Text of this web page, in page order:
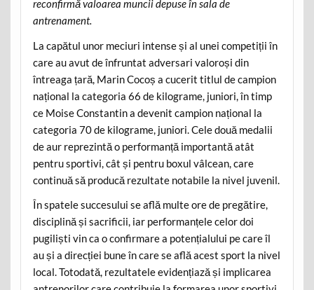
reconfirmă valoarea muncii depuse în sala de
antrenament.
La capătul unor meciuri intense și al unei competiții în
care au avut de înfruntat adversari valoroși din
întreaga țară, Marin Cocoș a cucerit titlul de campion
național la categoria 66 de kilograme, juniori, în timp
ce Moise Constantin a devenit campion național la
categoria 70 de kilograme, juniori. Cele două medalii
de aur reprezintă o performanță importantă atât
pentru sportivi, cât și pentru boxul vâlcean, care
continuă să producă rezultate notabile la nivel juvenil.
În spatele succesului se află multe ore de pregătire,
disciplină și sacrificii, iar performanțele celor doi
pugiliști vin ca o confirmare a potențialului pe care îl
au și a direcției bune în care se află acest sport la nivel
local. Totodată, rezultatele evidențiază și implicarea